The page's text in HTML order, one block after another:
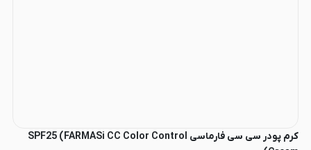
کرم پودر سی سی فارماسی SPF25 (FARMASi CC Color Control